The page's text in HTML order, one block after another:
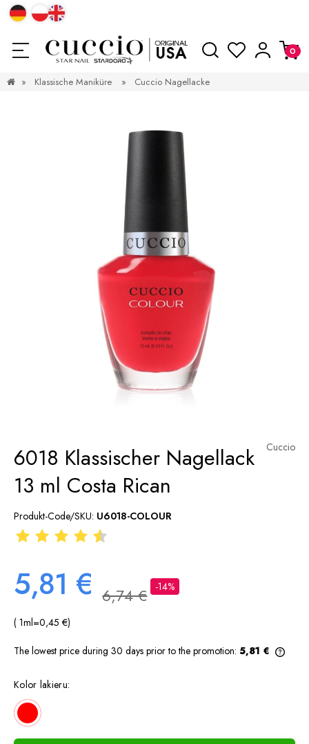
» Klassische Maniküre » Cuccio Nagellacke
Cuccio
6018 Klassischer Nagellack
13 ml Costa Rican
Produkt-Code/SKU: U6018-COLOUR
5,81 € 6,74 € -14%
( 1ml=0,45 €)
The lowest price during 30 days prior to the promotion: 5,81 €
Kolor lakieru: